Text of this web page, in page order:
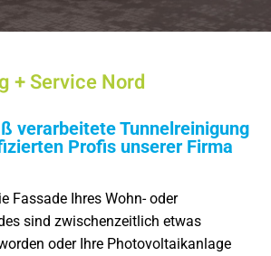
+ Service Nord
verarbeitete Tunnelreinigung
Profis unserer Firma
Fassade Ihres Wohn- oder
sind zwischenzeitlich etwas
oder Ihre Photovoltaikanlage